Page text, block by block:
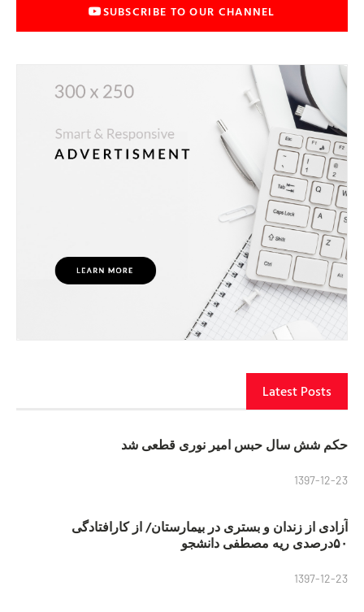
SUBSCRIBE TO OUR CHANNEL
Latest Posts
حکم شش سال حبس امیر نوری قطعی شد
1397-12-23
آزادی از زندان و بستری در بیمارستان/ از کارافتادگی
۵۰درصدی ریه مصطفی دانشجو
1397-12-23